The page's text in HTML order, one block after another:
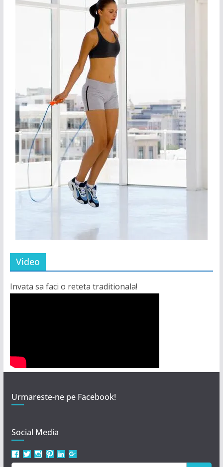
Video
Invata sa faci o reteta traditionala!
Urmareste-ne pe Facebook!
Social Media
Vezi
profilul
Vezi
profilul
Vezi
profilul
Vezi
profilul
Vezi
profilulprofilul